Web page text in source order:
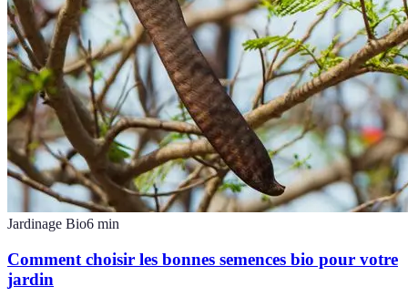
Jardinage Bio6 min
Comment choisir les bonnes semences bio pour votre
jardin